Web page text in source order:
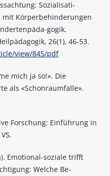
Sozialisati-
Körperbehinderungen
gogik.
26(1), 46-53.
view/845/pdf
mich ja so!». Die
als «Schonraumfalle».
Forschung: Einführung in
Emotional-soziale trifft
Welche Be-